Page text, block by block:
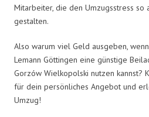
Mitarbeiter, die den Umzugsstress so
gestalten.
Also warum viel Geld ausgeben,
Lemann Göttingen eine günstige
Gorzów Wielkopolski nutzen kannst?
für dein persönliches Angebot und
Umzug!